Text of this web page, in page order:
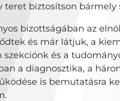
teret biztosítson
bizottságában az
és már látjuk, a
és a
a diagnosztika, a
is bemutatásra